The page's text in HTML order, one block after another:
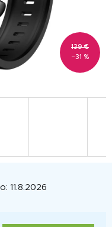
139 €
–31 %
11.8.2026